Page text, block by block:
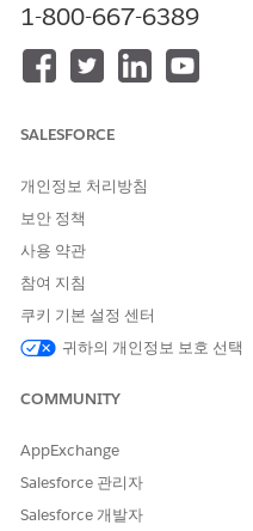
To edit Intelligent
From Setup, in the Quick
ClickEdit
예
1-800-667-6389
SALESFORCE
개인정보 처리방침
보안 정책
사용 약관
참여 지침
쿠키 기본 설정 센터
귀하의 개인정보 보호 선택
COMMUNITY
AppExchange
Salesforce 관리자
Salesforce 개발자